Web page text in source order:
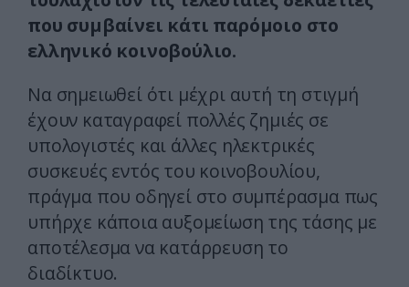
που συμβαίνει κάτι παρόμοιο στο
ελληνικό κοινοβούλιο.
Να σημειωθεί ότι μέχρι αυτή τη στιγμή
έχουν καταγραφεί πολλές ζημιές σε
υπολογιστές και άλλες ηλεκτρικές
συσκευές εντός του κοινοβουλίου,
πράγμα που οδηγεί στο συμπέρασμα πως
υπήρχε κάποια αυξομείωση της τάσης με
αποτέλεσμα να κατάρρευση το
διαδίκτυο.